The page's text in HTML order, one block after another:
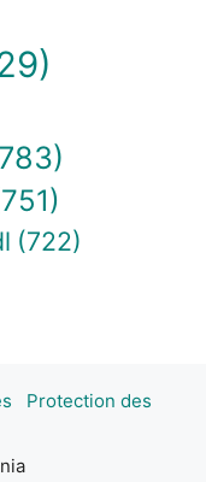
(722)
Protection des